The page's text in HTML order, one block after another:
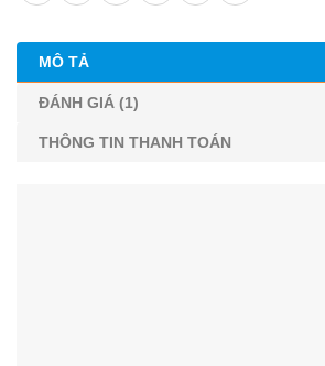
MÔ TẢ
ĐÁNH GIÁ (1)
THÔNG TIN THANH TOÁN